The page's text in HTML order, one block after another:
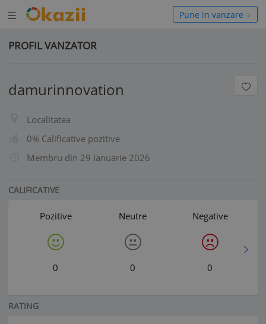
Deschide
meniul
Pune in vanzare
PROFIL VANZATOR
damurinnovation
Localitatea
0% Calificative pozitive
Membru din 29 Ianuarie 2026
CALIFICATIVE
Pozitive
0
Neutre
0
Negative
0
RATING